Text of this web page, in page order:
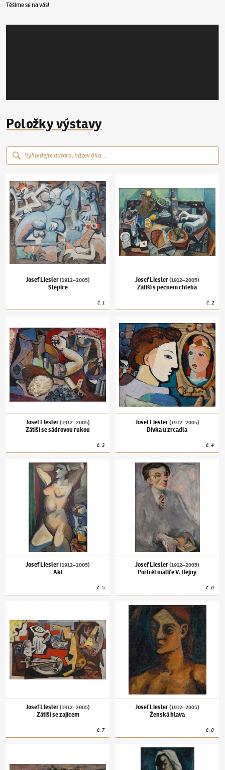
Těšíme se na vás!
Položky výstavy
Josef Liesler(1912–2005)
Slepice
č.1
Josef Liesler(1912–2005)
Zátiší s pecnem chleba
č.2
Zátiší se sádrovou rukou
Josef Liesler(1912–2005)
Zátiší se sádrovou rukou
č.3
Josef Liesler(1912–2005)Dívka u zrcadla
Josef Liesler(1912–2005)
Dívka u zrcadla
č.4
Josef Liesler(1912–2005)Akt
Josef Liesler(1912–2005)
Akt
č.5
Josef Liesler(1912–2005)Portrét malíře V.
Josef Liesler(1912–2005)
Portrét malíře V. Hejny
č.6
Josef Liesler(1912–2005)
Zátiší se zajícem
č.7
Josef Liesler(1912–2005)Ženská hlava
Josef Liesler(1912–2005)
Ženská hlava
č.8
Josef Liesler(1912–2005)Žena s kůzlátkem